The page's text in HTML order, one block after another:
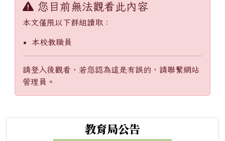
您目前無法觀看此內容
本文僅限以下群組讀取：
本校教職員
請登入後觀看，若您認為這是有誤的，請聯繫網站
管理員。
教育局公告